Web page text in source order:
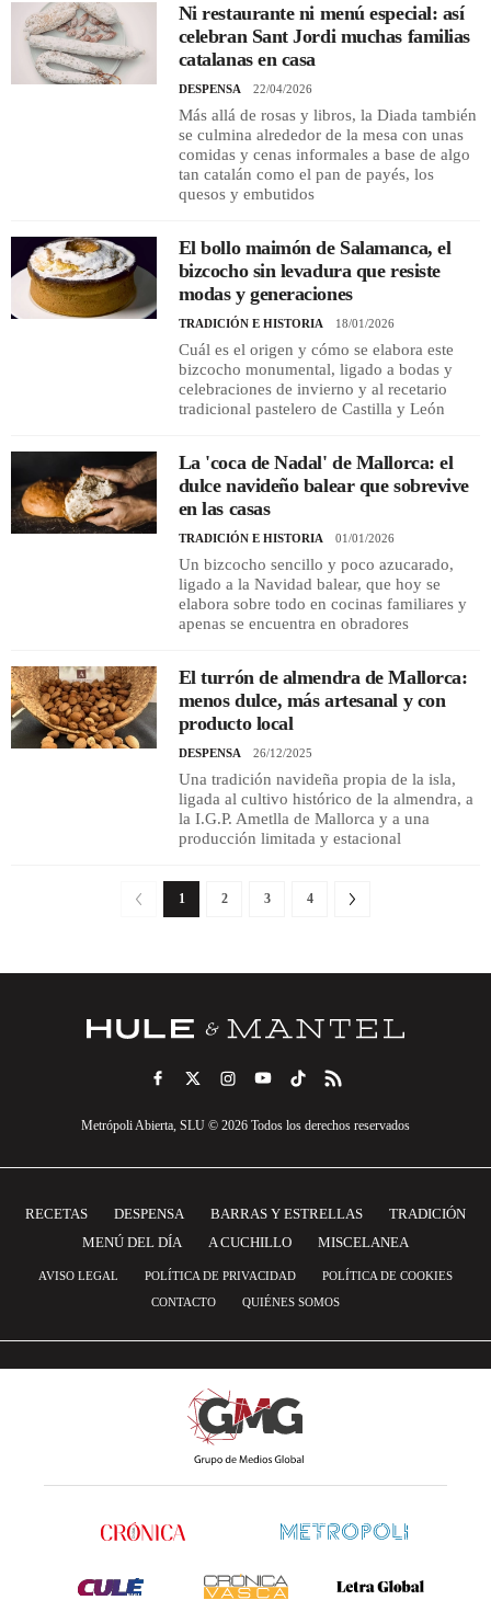
Ni restaurante ni menú especial: así
celebran Sant Jordi muchas familias
catalanas en casa
DESPENSA 22/04/2026
Más allá de rosas y libros, la Diada también
se culmina alrededor de la mesa con unas
comidas y cenas informales a base de algo
tan catalán como el pan de payés, los
quesos y embutidos
El bollo maimón de Salamanca, el
bizcocho sin levadura que resiste
modas y generaciones
TRADICIÓN E HISTORIA 18/01/2026
Cuál es el origen y cómo se elabora este
bizcocho monumental, ligado a bodas y
celebraciones de invierno y al recetario
tradicional pastelero de Castilla y León
La 'coca de Nadal' de Mallorca: el
dulce navideño balear que sobrevive
en las casas
TRADICIÓN E HISTORIA 01/01/2026
Un bizcocho sencillo y poco azucarado,
ligado a la Navidad balear, que hoy se
elabora sobre todo en cocinas familiares y
apenas se encuentra en obradores
El turrón de almendra de Mallorca:
menos dulce, más artesanal y con
producto local
DESPENSA 26/12/2025
Una tradición navideña propia de la isla,
ligada al cultivo histórico de la almendra, a
la I.G.P. Ametlla de Mallorca y a una
producción limitada y estacional
1 2 3 4
Metrópoli Abierta, SLU © 2026 Todos los derechos reservados
RECETAS DESPENSA BARRAS Y ESTRELLAS
TRADICIÓN
MENÚ DEL DÍA
A CUCHILLO MISCELANEA
AVISO LEGAL POLÍTICA DE PRIVACIDAD
POLÍTICA DE COOKIES
CONTACTO
QUIÉNES SOMOS